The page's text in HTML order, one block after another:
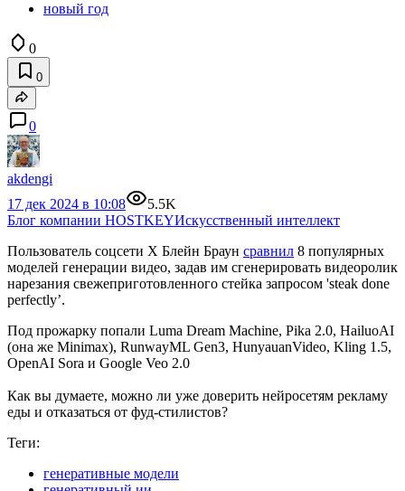
новый год
0
0
0
akdengi
17 дек 2024 в 10:08
5.5K
Блог компании HOSTKEYИскусственный интеллект
Пользователь соцсети X Блейн Браун сравнил 8 популярных
моделей генерации видео, задав им сгенерировать видеоролик
нарезания свежеприготовленного стейка запросом 'steak done
perfectly’.
Под прожарку попали Luma Dream Machine, Pika 2.0, HailuoAI
(она же Minimax), RunwayML Gen3, HunyauanVideo, Kling 1.5,
OpenAI Sora и Google Veo 2.0
Как вы думаете, можно ли уже доверить нейросетям рекламу
еды и отказаться от фуд-стилистов?
Теги:
генеративные модели